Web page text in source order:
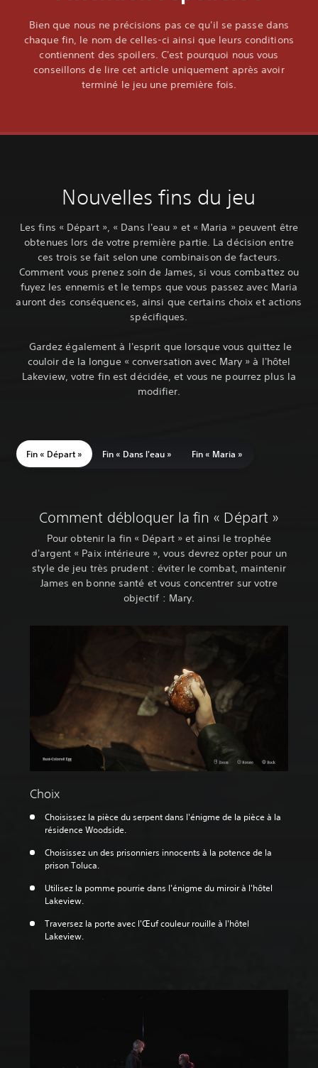
Bien que nous ne précisions pas ce qu'il se passe dans
chaque fin, le nom de celles-ci ainsi que leurs conditions
contiennent des spoilers. C'est pourquoi nous vous
conseillons de lire cet article uniquement après avoir
terminé le jeu une première fois.‎
Nouvelles fins du jeu
Les fins « Départ », « Dans l'eau » et « Maria » peuvent être
obtenues lors de votre première partie. La décision entre
ces trois se fait selon une combinaison de facteurs.
Comment vous prenez soin de James, si vous combattez ou
fuyez les ennemis et le temps que vous passez avec Maria
auront des conséquences, ainsi que certains choix et actions
spécifiques.
‎ Gardez également à l'esprit que lorsque vous quittez le
couloir de la longue « conversation avec Mary » à l'hôtel
Lakeview, votre fin est décidée, et vous ne pourrez plus la
modifier.
Fin « Départ » Fin « Dans l'eau » Fin « Maria »
Comment débloquer la fin « Départ »
Pour obtenir la fin « Départ » et ainsi le trophée
d'argent « Paix intérieure », vous devrez opter pour un
style de jeu très prudent : éviter le combat, maintenir
James en bonne santé et vous concentrer sur votre
objectif : Mary.
Choix
Choisissez la pièce du serpent dans l'énigme de la pièce à la
résidence Woodside.‎
Choisissez un des prisonniers innocents à la potence de la
prison Toluca.
Utilisez la pomme pourrie dans l'énigme du miroir à l'hôtel
Lakeview.
Traversez la porte avec l'Œuf couleur rouille à l'hôtel
Lakeview.